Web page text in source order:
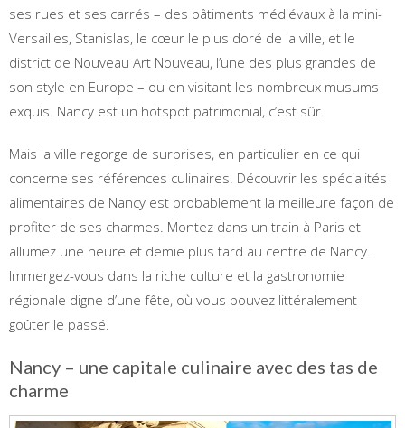
ses rues et ses carrés – des bâtiments médiévaux à la mini-
Versailles, Stanislas, le cœur le plus doré de la ville, et le
district de Nouveau Art Nouveau, l’une des plus grandes de
son style en Europe – ou en visitant les nombreux musums
exquis. Nancy est un hotspot patrimonial, c’est sûr.
Mais la ville regorge de surprises, en particulier en ce qui
concerne ses références culinaires. Découvrir les spécialités
alimentaires de Nancy est probablement la meilleure façon de
profiter de ses charmes. Montez dans un train à Paris et
allumez une heure et demie plus tard au centre de Nancy.
Immergez-vous dans la riche culture et la gastronomie
régionale digne d’une fête, où vous pouvez littéralement
goûter le passé.
Nancy – une capitale culinaire avec des tas de
charme